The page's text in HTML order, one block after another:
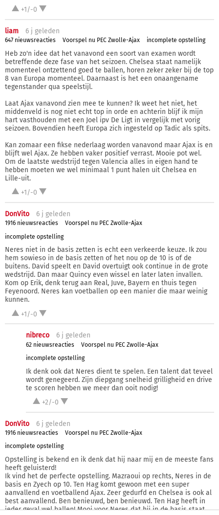
+1/-0
liam 6 j geleden
647 nieuwsreacties Voorspel nu PEC Zwolle-Ajax incomplete opstelling
Heb zo'n idee dat het vanavond een soort van examen wordt
betreffende deze fase van het seizoen. Chelsea staat namelijk
momenteel ontzettend goed te ballen, horen zeker zeker bij de top
8 van Europa momenteel. Daarnaast is het een onaangename
tegenstander qua speelstijl.
Laat Ajax vanavond zien mee te kunnen? Ik weet het niet, het
middenveld is nog niet echt top in orde en achterin blijf ik mijn
hart vasthouden met een Joel ipv De Ligt in vergelijk met vorig
seizoen. Bovendien heeft Europa zich ingesteld op Tadic als spits.
Kan zomaar een fikse nederlaag worden vanavond maar Ajax is en
blijft wel Ajax. Ze hebben vaker positief verrast. Mooie pot wel.
Om de laatste wedstrijd tegen Valencia alles in eigen hand te
hebben moeten we wel minimaal 1 punt halen uit Chelsea en
Lille-uit.
+1/-0
DonVito 6 j geleden
1916 nieuwsreacties
Voorspel nu PEC Zwolle-Ajax
incomplete opstelling
Neres niet in de basis zetten is echt een verkeerde keuze. Ik zou
hem sowieso in de basis zetten of het nou op de 10 is of de
buitens. David speelt en David overtuigt ook continue in de grote
wedstrijd. Dan maar Quincy even wissel en later laten invallen.
Kom op Erik, denk terug aan Real, Juve, Bayern en thuis tegen
Feyenoord. Neres kan voetballen op een manier die maar weinig
kunnen.
+1/-0
nibreco 6 j geleden
62 nieuwsreacties
Voorspel nu PEC Zwolle-Ajax
incomplete opstelling
Ik denk ook dat Neres dient te spelen. Een talent dat teveel
wordt genegeerd. Zijn diepgang snelheid grilligheid en drive
te scoren hebben we meer dan ooit nodig!
+2/-0
DonVito 6 j geleden
1916 nieuwsreacties
Voorspel nu PEC Zwolle-Ajax
incomplete opstelling
Opstelling is bekend en ik denk dat hij naar mij en de meeste fans
heeft geluisterd!
Ik vind het de perfecte opstelling. Mazraoui op rechts, Neres in de
basis en Zyech op 10. Ten Hag komt gewoon met een super
aanvallend en voetballend Ajax. Zeer gedurfd en Chelsea is ook al
best aanvallend. Ben benieuwd, ben benieuwd. Ten Hag heeft in
ieder geval wel ballen! Mooi voor Neres dat hij in de basis staat.